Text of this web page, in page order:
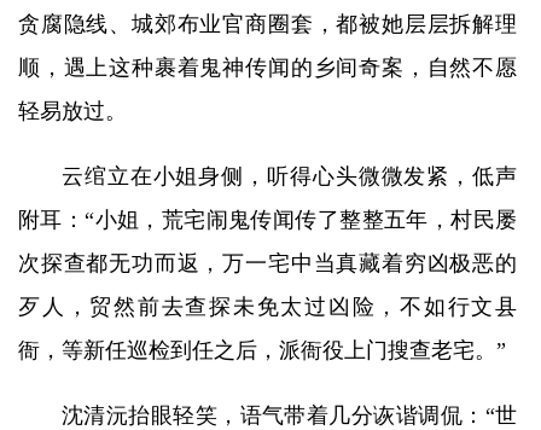
贪腐隐线、城郊布业官商圈套，都被她层层拆解理
顺，遇上这种裹着鬼神传闻的乡间奇案，自然不愿
轻易放过。
云绾立在小姐身侧，听得心头微微发紧，低声
附耳：“小姐，荒宅闹鬼传闻传了整整五年，村民屡
次探查都无功而返，万一宅中当真藏着穷凶极恶的
歹人，贸然前去查探未免太过凶险，不如行文县
衙，等新任巡检到任之后，派衙役上门搜查老宅。”
沈清沅抬眼轻笑，语气带着几分诙谐调侃：“世